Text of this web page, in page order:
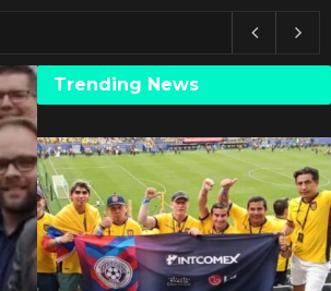
Trending News